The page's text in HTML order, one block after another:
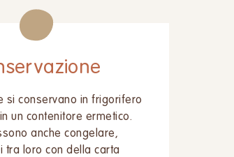
si conservano in frigorifero
un contenitore ermetico.
anche congelare,
tra loro con della carta